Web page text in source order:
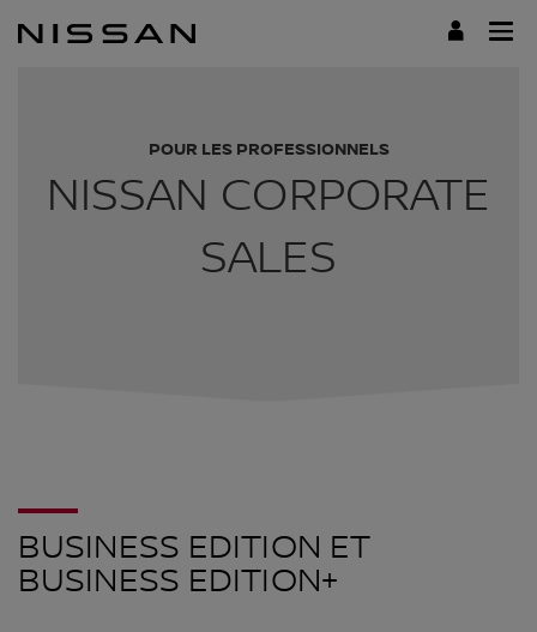
au
POUR LES PROFESSIONNELS
NISSAN CORPORATE
SALES
BUSINESS EDITION ET
BUSINESS EDITION+